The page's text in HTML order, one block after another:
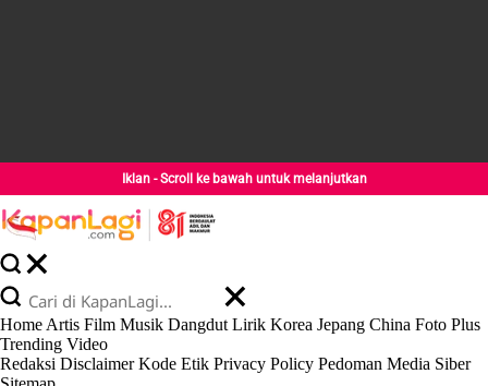
Iklan - Scroll ke bawah untuk melanjutkan
Home Artis Film Musik Dangdut Lirik Korea Jepang China Foto Plus
Trending Video
Redaksi Disclaimer Kode Etik Privacy Policy Pedoman Media Siber